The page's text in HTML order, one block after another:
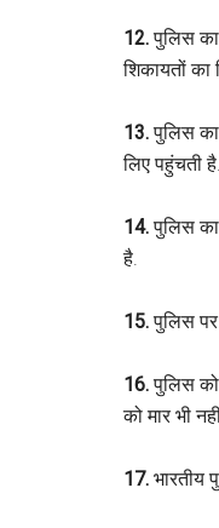
12.पुलिस
शिकायतों का
13.पुलिस
लिए पहुंचती है.
14.पुलिस
है.
15.पुलिस
16.पुलिस को
को मार भी
17. भारतीय